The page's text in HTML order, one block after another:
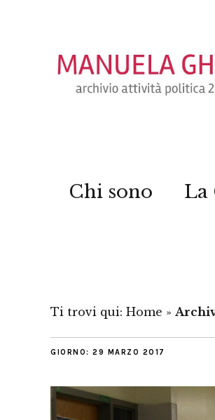
Chi sono La
Ti trovi qui: Home »
GIORNO: 29 MARZO 2017